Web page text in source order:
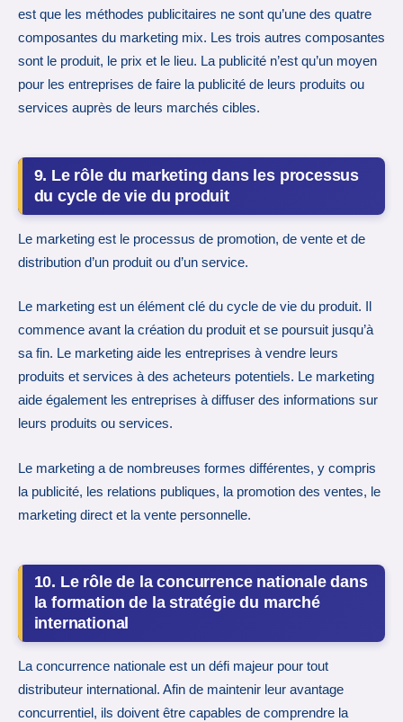
est que les méthodes publicitaires ne sont qu’une des quatre
composantes du marketing mix. Les trois autres composantes
sont le produit, le prix et le lieu. La publicité n’est qu’un moyen
pour les entreprises de faire la publicité de leurs produits ou
services auprès de leurs marchés cibles.
9. Le rôle du marketing dans les processus
du cycle de vie du produit
Le marketing est le processus de promotion, de vente et de
distribution d’un produit ou d’un service.
Le marketing est un élément clé du cycle de vie du produit. Il
commence avant la création du produit et se poursuit jusqu’à
sa fin. Le marketing aide les entreprises à vendre leurs
produits et services à des acheteurs potentiels. Le marketing
aide également les entreprises à diffuser des informations sur
leurs produits ou services.
Le marketing a de nombreuses formes différentes, y compris
la publicité, les relations publiques, la promotion des ventes, le
marketing direct et la vente personnelle.
10. Le rôle de la concurrence nationale dans
la formation de la stratégie du marché
international
La concurrence nationale est un défi majeur pour tout
distributeur international. Afin de maintenir leur avantage
concurrentiel, ils doivent être capables de comprendre la